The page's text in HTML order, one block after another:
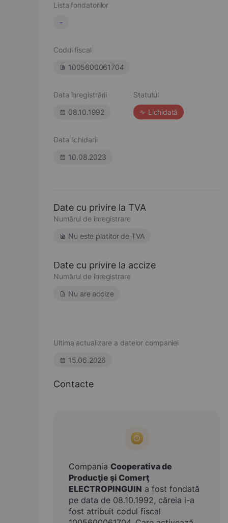
Lista fondatorilor
-
Codul fiscal
1005600061704
Data înregistrării
08.10.1992
Statutul
Lichidată
Data lichidarii
10.08.2023
Date cu privire la TVA
Numărul de înregistrare
Nu este platitor de TVA
Date cu privire la accize
Numărul de înregistrare
Nu are accize
Ultima actualizare a datelor companiei
15.06.2026
Contacte
Compania Cooperativa de
Producţie şi Comerţ
ELECTROPINGUIN a fost fondată
pe data de 08.10.1992, căreia i-a
fost atribuit codul fiscal